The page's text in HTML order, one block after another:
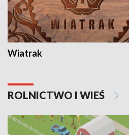
Wiatrak
ROLNICTWO I WIEŚ